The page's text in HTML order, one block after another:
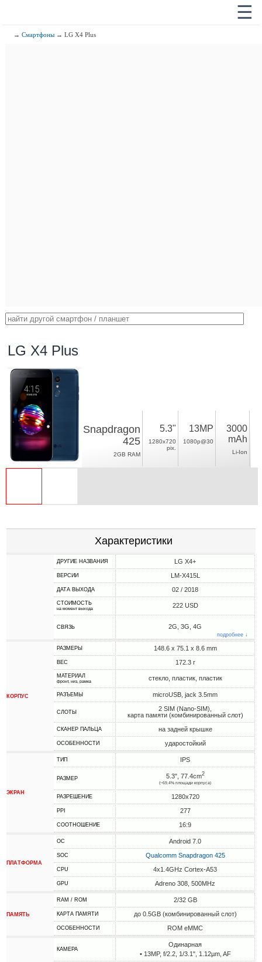
☰
→Смартфоны → LG X4 Plus
LG X4 Plus
Snapdragon
425
2GB RAM
5.3"
1280x720
pix.
13MP
1080p@30
3000
mAh
Li-Ion
Характеристики
ДРУГИЕ НАЗВАНИЯ LG X4+
ВЕРСИИ LM-X415L
ДАТА ВЫХОДА 02 / 2018
СТОИМОСТЬ
на момент выхода 222 USD
СВЯЗЬ 2G, 3G, 4G
подробнее ↓
КОРПУС
РАЗМЕРЫ 148.6 x 75.1 x 8.6 mm
ВЕС 172.3 г
МАТЕРИАЛ
фронт, низ, рамка стекло, пластик, пластик
РАЗЪЕМЫ microUSB, jack 3.5mm
СЛОТЫ
2 SIM (Nano-SIM),
карта памяти (комбинированный слот)
СКАНЕР ПАЛЬЦА на задней крышке
ОСОБЕННОСТИ ударостойкий
ЭКРАН
ТИП IPS
РАЗМЕР 5.3", 77.4cm2
(~69.4% площади корпуса)
РАЗРЕШЕНИЕ 1280x720
PPI 277
СООТНОШЕНИЕ 16:9
ПЛАТФОРМА
ОС Android 7.0
SOC Qualcomm Snapdragon 425
CPU 4x1.4GHz Cortex-A53
GPU Adreno 308, 500MHz
ПАМЯТЬ
RAM / ROM 2/32 GB
КАРТА ПАМЯТИ до 0.5GB (комбинированный слот)
ОСОБЕННОСТИ ROM eMMC
КАМЕРА
Одинарная
• 13MP, f/2.2, 1/3.1", 1.12µm, AF